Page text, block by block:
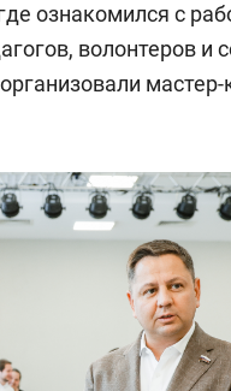
ознакомился с
волонтеров и